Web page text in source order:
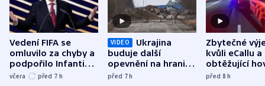
Vedení FIFA se
omluvilo za chyby a
podpořilo Infantina.
UEFA trvá na
včera před 7 h
VIDEO
Ukrajina
buduje další
opevnění na hranici
s Běloruskem
před 7h
Zbytečné
kvůli eCallu a
obtěžující
zdržují
před 8h